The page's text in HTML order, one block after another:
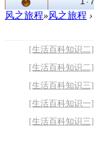
风之旅程»风之旅程 ›
[生活百科知识二]
[生活百科知识二]
[生活百科知识三]
[生活百科知识一]
[生活百科知识三]